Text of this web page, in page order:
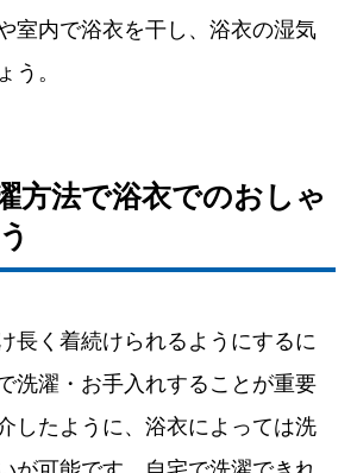
室内で浴衣を干し、浴衣の湿気
う。
方法で浴衣でのおしゃ
長く着続けられるようにするに
洗濯・お手入れすることが重要
したように、浴衣によっては洗